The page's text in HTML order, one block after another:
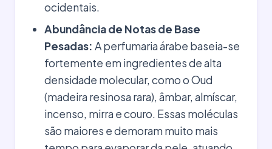
ocidentais.
Abundância de Notas de Base
Pesadas: A perfumaria árabe baseia-se
fortemente em ingredientes de alta
densidade molecular, como o Oud
(madeira resinosa rara), âmbar, almíscar,
incenso, mirra e couro. Essas moléculas
são maiores e demoram muito mais